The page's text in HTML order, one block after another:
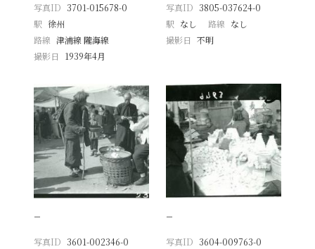
写真ID 3701-015678-0
駅 徐州
路線 津浦線 隴海線
撮影日
1939年4月
写真ID 3805-037624-0
駅 なし 路線 なし
撮影日 不明
−
写真ID 3601-002346-0
−
写真ID 3604-009763-0